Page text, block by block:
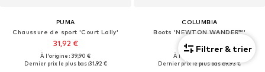
PUMA
Chaussure de sport 'Court Lally'
31,92 €
À l'origine : 39,90 €
Dernier prix le plus bas :31,92 €
COLUMBIA
Boots 'NEWTON WANDER™'
De 75,92 €
À l'origine : 119,00 €
Dernier prix le plus bas :69,93 €
Filtrer & trier